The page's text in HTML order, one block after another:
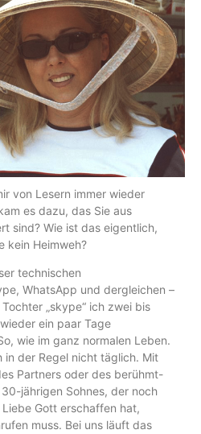
von Lesern immer wieder
es dazu, das Sie aus
sind? Wie ist das eigentlich,
kein Heimweh?
technischen
WhatsApp und dergleichen –
„skype“ ich zwei bis
ein paar Tage
wie im ganz normalen Leben.
in der Regel nicht täglich. Mit
Partners oder des berühmt-
jährigen Sohnes, der noch
Gott erschaffen hat,
muss. Bei uns läuft das